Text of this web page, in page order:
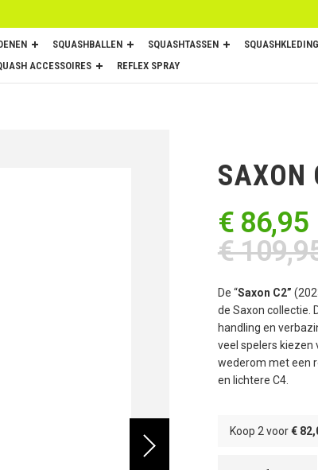
SQUASHBALLEN SQUASHTASSEN
SQUASHKLEDING
ACCESSOIRES
REFLEX SPRAY
SAXON
€ 86,95
€
De “Saxon C2”
de Saxon collectie.
handling en
veel spelers kiezen
wederom met een
en lichtere C4.
Koop 2 voor€